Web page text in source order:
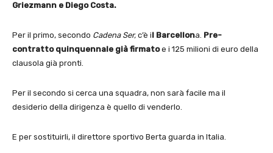
Griezmann e Diego Costa.
Per il primo, secondo Cadena Ser, c’è il Barcellona. Pre-
contratto quinquennale già firmatoe i 125 milioni di euro della
clausola già pronti.
Per il secondo si cerca una squadra, non sarà facile ma il
desiderio della dirigenza è quello di venderlo.
E per sostituirli, il direttore sportivo Berta guarda in Italia.